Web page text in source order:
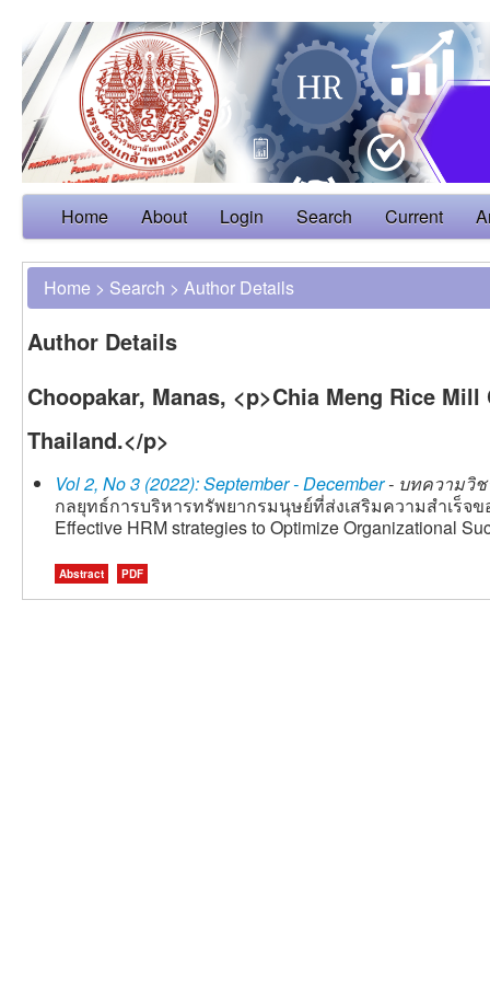
Home About Login Search Current
Home > Search > Author Details
Author Details
Choopakar, Manas, <p>Chia Meng Rice
Thailand.</p>
Vol 2, No 3 (2022): September - December- บทความวิช
กลยุทธ์การบริหารทรัพยากรมนุษย์ที่ส่งเสริมความสำเร็จข
Effective HRM strategies to Optimize Organizational
Abstract PDF